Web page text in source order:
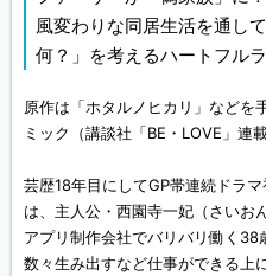
風変わりな同居生活を通し
何？」を考えるハートフル
原作は「ホタルノヒカリ」などを
ミック（講談社「BE・LOVE」連載
芸歴18年目にしてGP帯連続ドラ
は、主人公・西園寺一妃（さいお
アプリ制作会社でバリバリ働く
数々生み出すなど仕事ができる上